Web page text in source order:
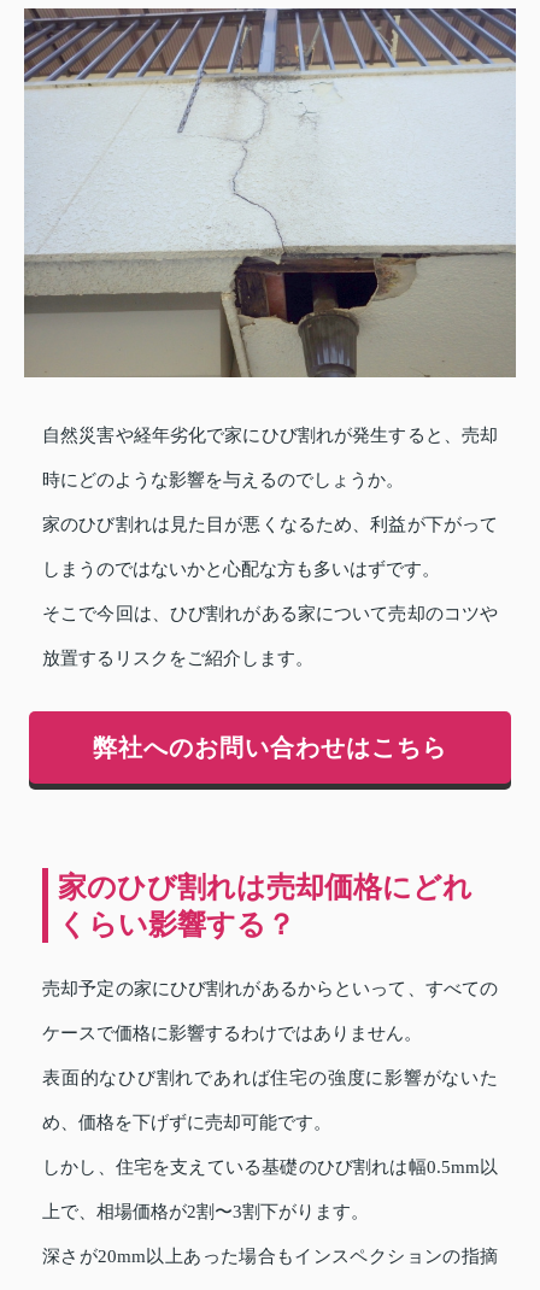
自然災害や経年劣化で家にひび割れが発生すると、売却
時にどのような影響を与えるのでしょうか。
家のひび割れは見た目が悪くなるため、利益が下がって
しまうのではないかと心配な方も多いはずです。
そこで今回は、ひび割れがある家について売却のコツや
放置するリスクをご紹介します。
弊社へのお問い合わせはこちら
家のひび割れは売却価格にどれ
くらい影響する？
売却予定の家にひび割れがあるからといって、すべての
ケースで価格に影響するわけではありません。
表面的なひび割れであれば住宅の強度に影響がないた
め、価格を下げずに売却可能です。
しかし、住宅を支えている基礎のひび割れは幅0.5mm以
上で、相場価格が2割〜3割下がります。
深さが20mm以上あった場合もインスペクションの指摘